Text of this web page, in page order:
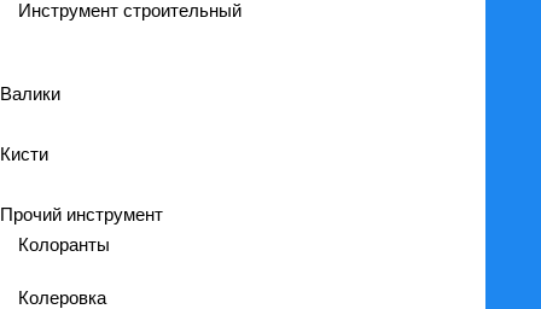
Инструмент строительный
Валики
Кисти
Прочий инструмент
Колоранты
Колеровка